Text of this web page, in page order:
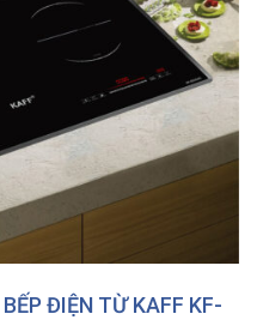
BẾP ĐIỆN TỪ KAFF KF-